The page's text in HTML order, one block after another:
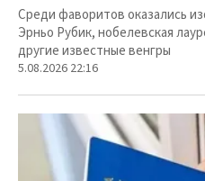
Среди фаворитов оказались
Эрньо Рубик, нобелевская
другие известные венгры
5.08.2026 22:16